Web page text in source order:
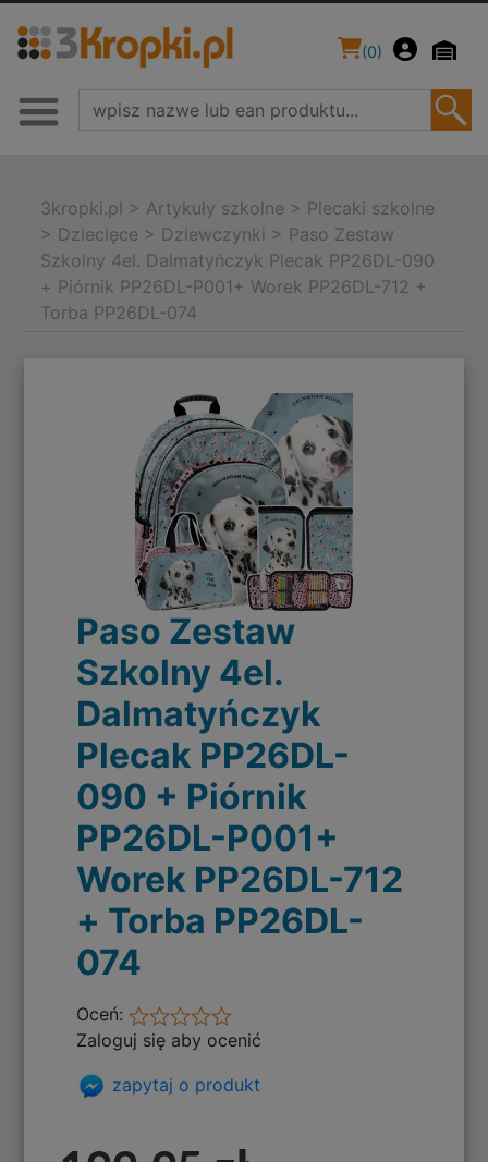
(0)
3kropki.pl > Artykuły szkolne > Plecaki szkolne
> Dziecięce > Dziewczynki > Paso Zestaw
Szkolny 4el. Dalmatyńczyk Plecak PP26DL-090
+ Piórnik PP26DL-P001+ Worek PP26DL-712 +
Torba PP26DL-074
Paso Zestaw
Szkolny 4el.
Dalmatyńczyk
Plecak PP26DL-
090 + Piórnik
PP26DL-P001+
Worek PP26DL-712
+ Torba PP26DL-
074
Oceń:
Zaloguj się aby ocenić
zapytaj o produkt